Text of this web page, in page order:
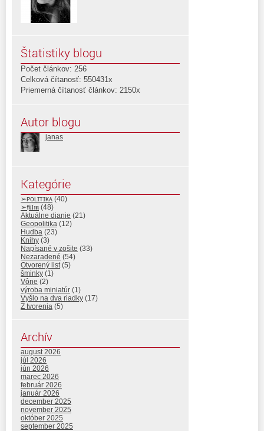
Štatistiky blogu
Počet článkov: 256
Celková čítanosť: 550431x
Priemerná čítanosť článkov: 2150x
Autor blogu
janas
Kategórie
➢ᴘᴏʟɪᴛɪᴋᴀ (40)
➢𝖋𝖎𝖑𝖒 (48)
Aktuálne dianie (21)
Geopolitika (12)
Hudba (23)
Knihy (3)
Napísané v zošite (33)
Nezaradené (54)
Otvorený list (5)
šminky (1)
Vône (2)
výroba miniatúr (1)
Vyšlo na dva riadky (17)
Z tvorenia (5)
Archív
august 2026
júl 2026
jún 2026
marec 2026
február 2026
január 2026
december 2025
november 2025
október 2025
september 2025